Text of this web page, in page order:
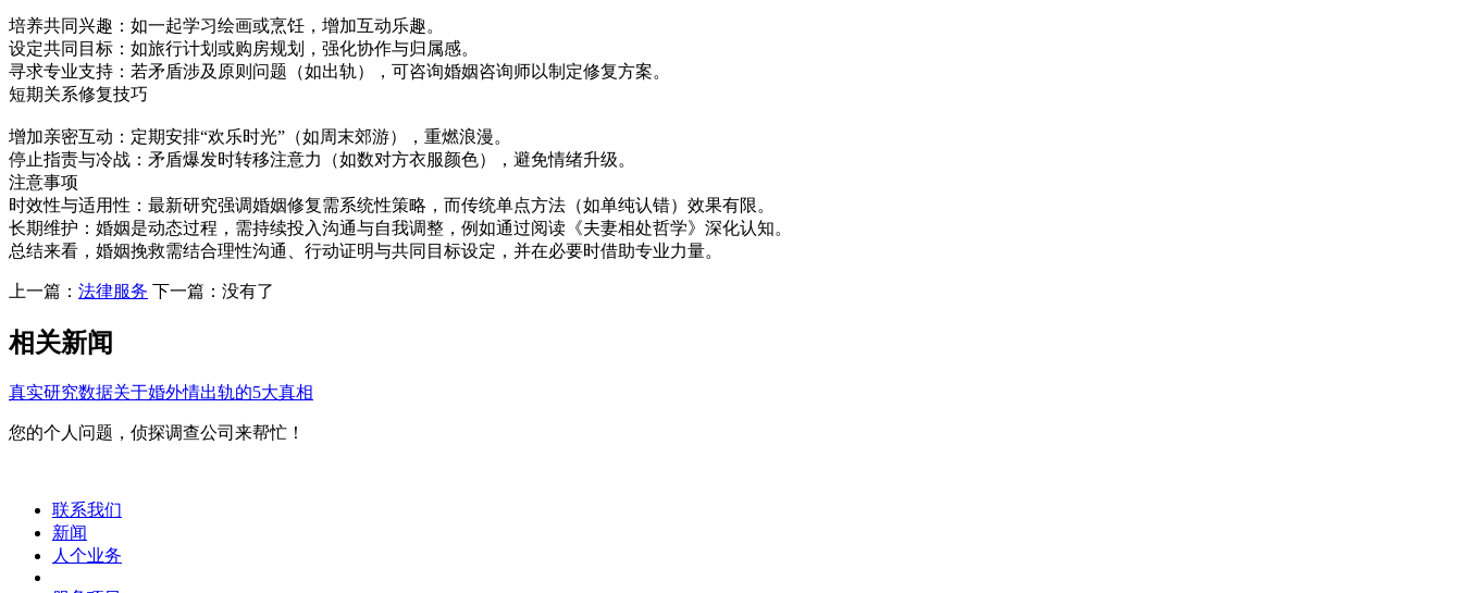
‌培养共同兴趣‌：如一起学习绘画或烹饪，增加互动乐趣。
‌设定共同目标‌：如旅行计划或购房规划，强化协作与归属感。
‌寻求专业支持‌：若矛盾涉及原则问题（如出轨），可咨询婚姻咨询师以制定修复方案。
‌短期关系修复技巧‌
‌增加亲密互动‌：定期安排“欢乐时光”（如周末郊游），重燃浪漫。
‌停止指责与冷战‌：矛盾爆发时转移注意力（如数对方衣服颜色），避免情绪升级。
注意事项
‌时效性与适用性‌：最新研究强调婚姻修复需系统性策略，而传统单点方法（如单纯认错）效果有限。
‌长期维护‌：婚姻是动态过程，需持续投入沟通与自我调整，例如通过阅读《夫妻相处哲学》深化认知。
总结来看，‌婚姻挽救需结合理性沟通、行动证明与共同目标设定‌，并在必要时借助专业力量。
上一篇： 法律服务 下一篇：没有了
相关新闻
真实研究数据关于婚外情出轨的5大真相
您的个人问题，侦探调查公司来帮忙！
联系我们
新闻
人个业务